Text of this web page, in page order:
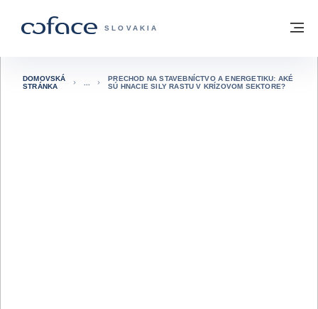
COFACE FOR TRADE - WEBOVÁ
SLOVAKIA
Späť na domovskú stránku
DOMOVSKÁ
STRÁNKA
PRECHOD NA STAVEBNÍCTVO A ENERGETIKU: AKÉ
SÚ HNACIE SILY RASTU V KRÍZOVOM SEKTORE?